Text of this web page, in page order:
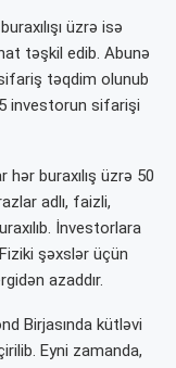
üzrə isə
təşkil edib. Abunə
təqdim olunub
investorun sifarişi
buraxılış üzrə 50
adlı, faizli,
İnvestorlara
şəxslər üçün
azaddır.
Birjasında kütləvi
Eyni zamanda,